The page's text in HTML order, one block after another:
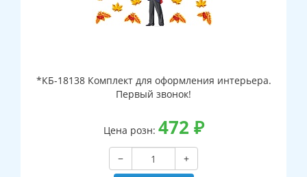
*КБ-18138 Комплект для оформления интерьера.
Первый звонок!
Цена розн: 472 ₽
−
+